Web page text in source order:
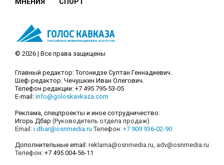
© 2026 | Все права защищены
Главный редактор: Тогонидзе Султан Геннадиевич.
Шеф-редактор: Чечушкин Иван Олегович.
Телефон редакции: +7 495 795-53-05
E-mail: info@goloskavkaza.com
Реклама, спецпроекты и иное сотрудничество:
Игорь Дбар (Руководитель отдела продаж)
Email: i.dbar@osnmedia.ru Телефон: +7 909 936-02-90
Дополнительные email: reklama@osnmedia.ru, adv@osnmedia.ru
Телефон: +7 495 004-56-11